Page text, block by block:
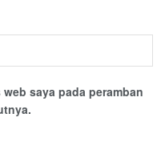
saya pada peramban